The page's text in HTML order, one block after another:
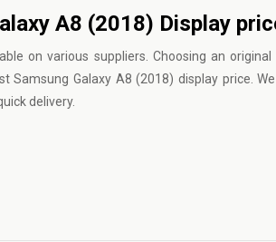
A8 (2018) Display
on various suppliers. Choosing an
Samsung Galaxy A8 (2018) display price.
delivery.